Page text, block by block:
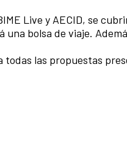
Live y AECID, se
una bolsa de viaje.
todas las propuestas